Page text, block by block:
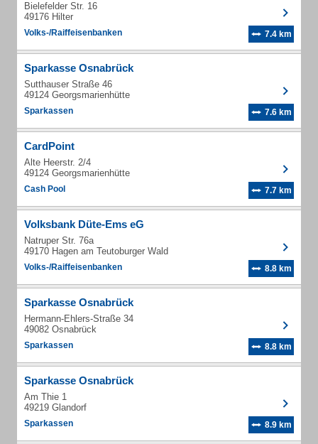
Bielefelder Str. 16
49176 Hilter
Volks-/Raiffeisenbanken 7.4 km
Sparkasse Osnabrück
Sutthauser Straße 46
49124 Georgsmarienhütte
Sparkassen 7.6 km
CardPoint
Alte Heerstr. 2/4
49124 Georgsmarienhütte
Cash Pool 7.7 km
Volksbank Düte-Ems eG
Natruper Str. 76a
49170 Hagen am Teutoburger Wald
Volks-/Raiffeisenbanken 8.8 km
Sparkasse Osnabrück
Hermann-Ehlers-Straße 34
49082 Osnabrück
Sparkassen 8.8 km
Sparkasse Osnabrück
Am Thie 1
49219 Glandorf
Sparkassen 8.9 km